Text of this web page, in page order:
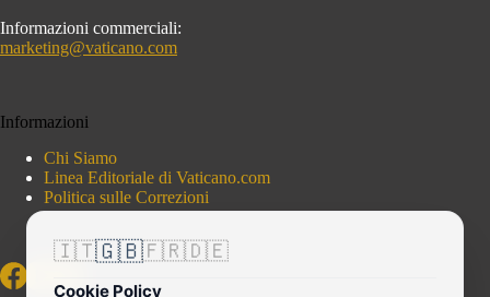
Informazioni commerciali:
marketing@vaticano.com
Informazioni
Chi Siamo
Linea Editoriale di Vaticano.com
Politica sulle Correzioni
🇮🇹🇬🇧🇫🇷🇩🇪
Cookie Policy